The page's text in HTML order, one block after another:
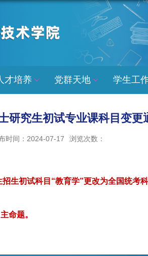
才培养 党群天地 学生工
研究生初试专业课科目变更
时间：2024-07-17 浏览次数：
生初试科目“教育学”更改为全国统考
命题。